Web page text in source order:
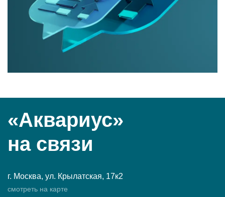
«Аквариус»
на связи
г. Москва, ул. Крылатская, 17к2
смотреть на карте